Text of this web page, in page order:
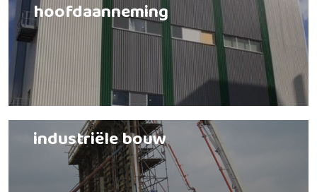
hoofdaanneming
industriële bouw